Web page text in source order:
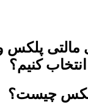
مالتی پلکس
کنیم؟
چیست؟